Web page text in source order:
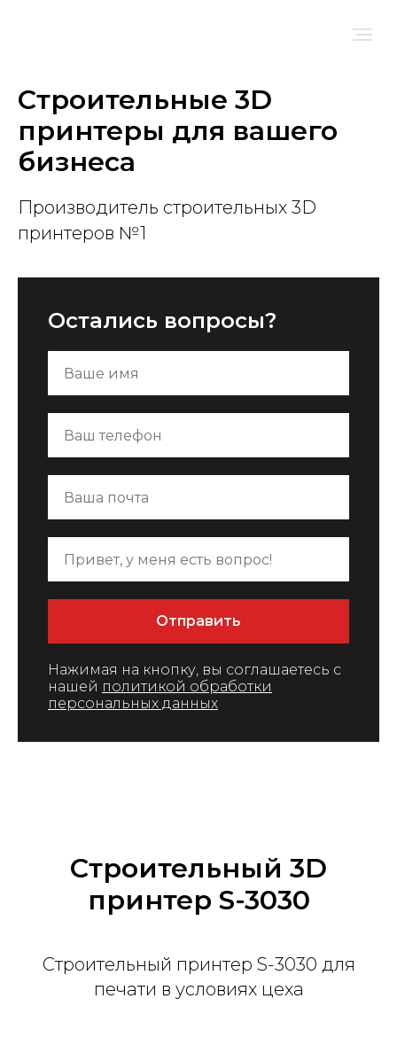
Строительные 3D
принтеры для вашего
бизнеса
Производитель строительных 3D
принтеров №1
Остались вопросы?
Отправить
Нажимая на кнопку, вы соглашаетесь c
нашей политикой обработки
персональных данных
Строительный 3D
принтер S-3030
Строительный принтер S-3030 для
печати в условиях цеха